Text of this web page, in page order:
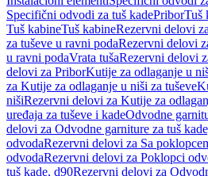
Specifični odvodi za tuš kadePriborTuš
Tuš kabineTuš kabineRezervni delovi
za tuševe u ravni podaRezervni delovi
u ravni podaVrata tušaRezervni delovi
delovi za PriborKutije za odlaganje u
za Kutije za odlaganje u niši za tuševe
nišiRezervni delovi za Kutije za
uređaja za tuševe i kadeOdvodne
delovi za Odvodne garniture za tuš
odvodaRezervni delovi za Sa
odvodaRezervni delovi za Poklopci
tuš kade, d90Rezervni delovi za